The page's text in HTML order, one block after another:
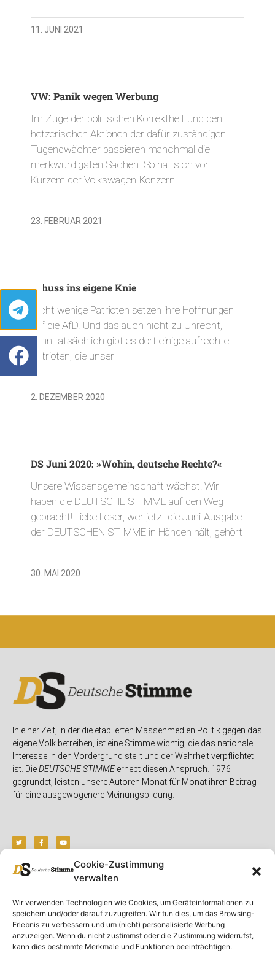
Cookie-Zustimmung
verwalten
Wir verwenden Technologien wie Cookies, um Geräteinformationen zu
speichern und/oder darauf zuzugreifen. Wir tun dies, um das Browsing-
Erlebnis zu verbessern und um (nicht) personalisierte Werbung
anzuzeigen. Wenn du nicht zustimmst oder die Zustimmung widerrufst,
kann dies bestimmte Merkmale und Funktionen beeinträchtigen.
11. JUNI 2021
VW: Panik wegen Werbung
Im Zuge der politischen Korrektheit und den
hetzerischen Aktionen der dafür zuständigen
Tugendwächter passieren manchmal die
merkwürdigsten Sachen. So hat sich vor
Kurzem der Volkswagen-Konzern
23. FEBRUAR 2021
Schuss ins eigene Knie
Nicht wenige Patrioten setzen ihre Hoffnungen
auf die AfD. Und das auch nicht zu Unrecht,
denn tatsächlich gibt es dort einige aufrechte
Patrioten, die unser
2. DEZEMBER 2020
DS Juni 2020: »Wohin, deutsche Rechte?«
Unsere Wissensgemeinschaft wächst! Wir
haben die DEUTSCHE STIMME auf den Weg
gebracht! Liebe Leser, wer jetzt die Juni-Ausgabe
der DEUTSCHEN STIMME in Händen hält, gehört
30. MAI 2020
In einer Zeit, in der die etablierten Massenmedien Politik gegen das
eigene Volk betreiben, ist eine Stimme wichtig, die das nationale
Interesse in den Vordergrund stellt und der Wahrheit verpflichtet
ist. DieDEUTSCHE STIMMEerhebt diesen Anspruch. 1976
gegründet, leisten unsere Autoren Monat für Monat ihren Beitrag
für eine ausgewogenere Meinungsbildung.
Unser Magazin
Spenden
Ausgaben
DS-TV
Rubriken
Deutschland
Ausland
Gespräch
Rechtliche Hinweise
Impressum
Datenschutzerklärung